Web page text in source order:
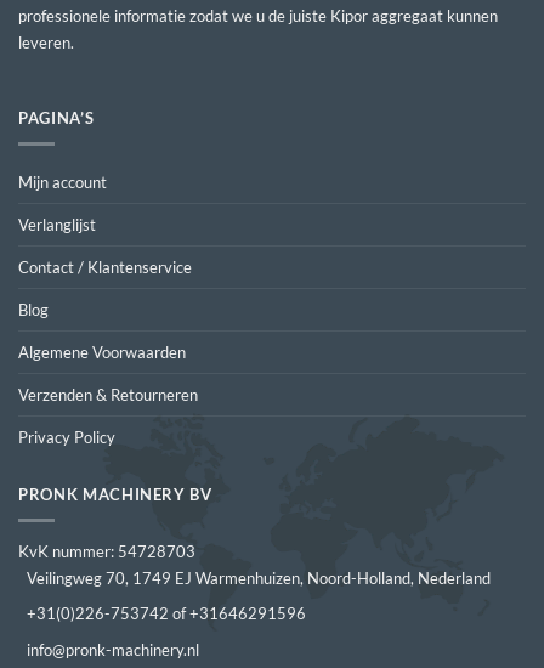
professionele informatie zodat we u de juiste Kipor aggregaat kunnen
leveren.
PAGINA’S
Mijn account
Verlanglijst
Contact / Klantenservice
Blog
Algemene Voorwaarden
Verzenden & Retourneren
Privacy Policy
PRONK MACHINERY BV
KvK nummer: 54728703
Veilingweg 70, 1749 EJ Warmenhuizen, Noord-Holland, Nederland
+31(0)226-753742 of +31646291596
info@pronk-machinery.nl